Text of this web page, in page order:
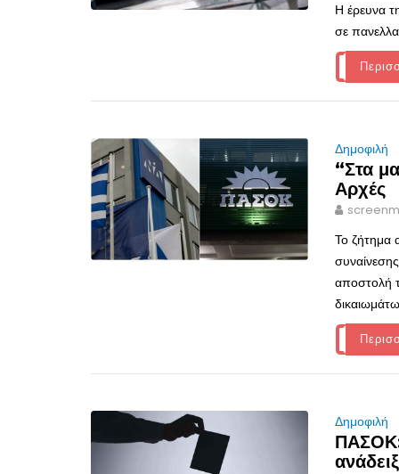
Η έρευνα
σε
Δημοφιλή
“Στα
Αρχές
Το ζήτημα
αποστολή
Δημοφιλή
ΠΑΣΟΚ: